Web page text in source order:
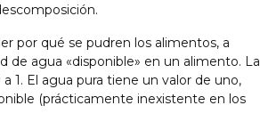
por qué se pudren los alimentos, a
de agua «disponible» en un alimento. La
1. El agua pura tiene un valor de uno,
(prácticamente inexistente en los